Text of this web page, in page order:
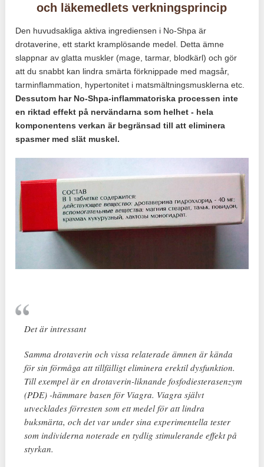
och läkemedlets verkningsprincip
Den huvudsakliga aktiva ingrediensen i No-Shpa är
drotaverine, ett starkt kramplösande medel. Detta ämne
slappnar av glatta muskler (mage, tarmar, blodkärl) och gör
att du snabbt kan lindra smärta förknippade med magsår,
tarminflammation, hypertonitet i matsmältningsmusklerna etc.
Dessutom har No-Shpa-inflammatoriska processen inte
en riktad effekt på nervändarna som helhet - hela
komponentens verkan är begränsad till att eliminera
spasmer med slät muskel.
Det är intressant
Samma drotaverin och vissa relaterade ämnen är kända
för sin förmåga att tillfälligt eliminera erektil dysfunktion.
Till exempel är en drotaverin-liknande fosfodiesterasenzym
(PDE) -hämmare basen för Viagra. Viagra självt
utvecklades förresten som ett medel för att lindra
buksmärta, och det var under sina experimentella tester
som individerna noterade en tydlig stimulerande effekt på
styrkan.